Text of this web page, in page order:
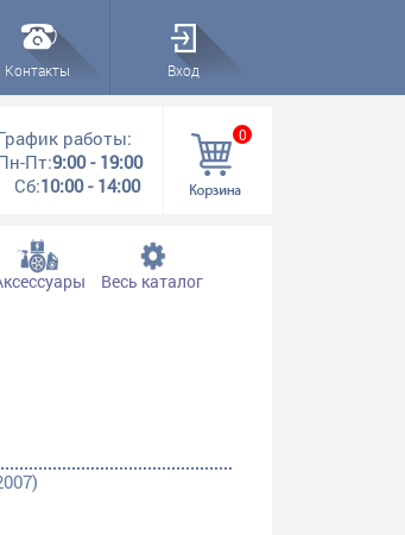
Контакты Вход
работы:
Пт:9:00 - 19:00
Сб:10:00 - 14:00
0
Весь каталог